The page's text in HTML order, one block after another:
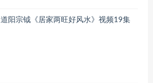
道阳宗钺《居家两旺好风水》视频19集